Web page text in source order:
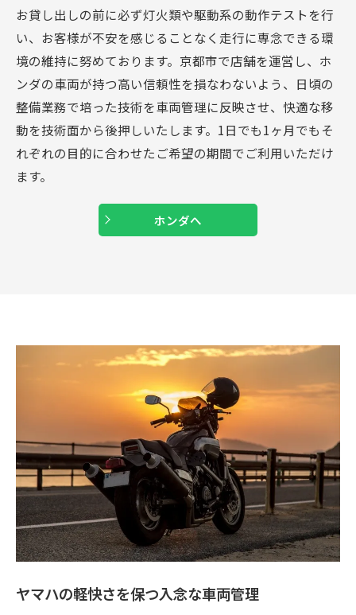
お貸し出しの前に必ず灯火類や駆動系の動作テストを行
い、お客様が不安を感じることなく走行に専念できる環
境の維持に努めております。京都市で店舗を運営し、ホ
ンダの車両が持つ高い信頼性を損なわないよう、日頃の
整備業務で培った技術を車両管理に反映させ、快適な移
動を技術面から後押しいたします。1日でも1ヶ月でもそ
れぞれの目的に合わせたご希望の期間でご利用いただけ
ます。
ホンダへ
ヤマハの軽快さを保つ入念な車両管理